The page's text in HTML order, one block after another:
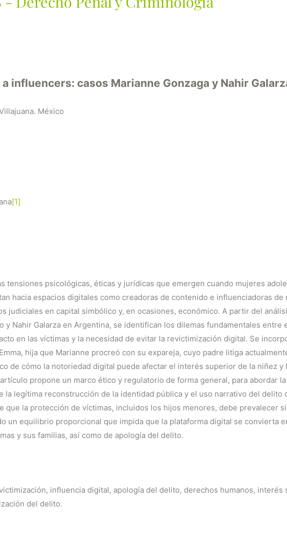
influencers: casos Marianne Gonzaga y Nahir
México
[1]
tensiones psicológicas, éticas y jurídicas que emergen cuando mujeres
hacia espacios digitales como creadoras de contenido e influenciadoras de
judiciales en capital simbólico y, en ocasiones, económico. A partir del
y Nahir Galarza en Argentina, se identifican los dilemas fundamentales entre
en las víctimas y la necesidad de evitar la revictimización digital. Se
hija que Marianne procreó con su expareja, cuyo padre litiga
de cómo la notoriedad digital puede afectar el interés superior de la niñez y
propone un marco ético y regulatorio de forma general, para abordar la
legítima reconstrucción de la identidad pública y el uso narrativo del delito
que la protección de víctimas, incluidos los hijos menores, debe prevalecer
un equilibrio proporcional que impida que la plataforma digital se convierta
y sus familias, así como de apología del delito.
influencia digital, apología del delito, derechos humanos, interés
del delito.